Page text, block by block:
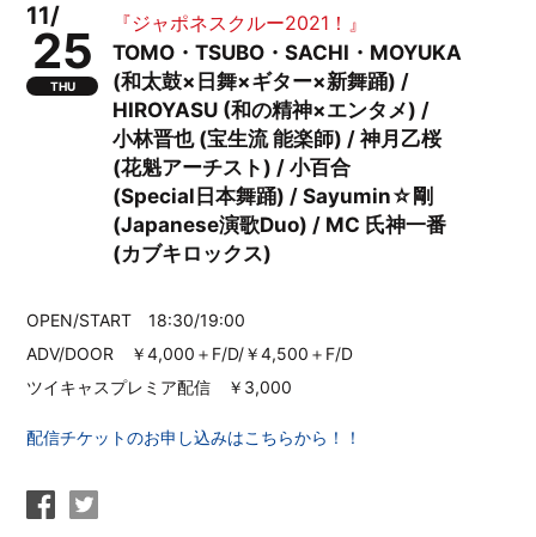
11/
25
THU
『ジャポネスクルー2021！』
TOMO・TSUBO・SACHI・MOYUKA
(和太鼓×日舞×ギター×新舞踊) /
HIROYASU (和の精神×エンタメ) /
小林晋也 (宝生流 能楽師) / 神月乙桜
(花魁アーチスト) / 小百合
(Special日本舞踊) / Sayumin☆剛
(Japanese演歌Duo) / MC 氏神一番
(カブキロックス)
OPEN/START 18:30/19:00
ADV/DOOR ￥4,000＋F/D/￥4,500＋F/D
ツイキャスプレミア配信 ￥3,000
配信チケットのお申し込みはこちらから！！